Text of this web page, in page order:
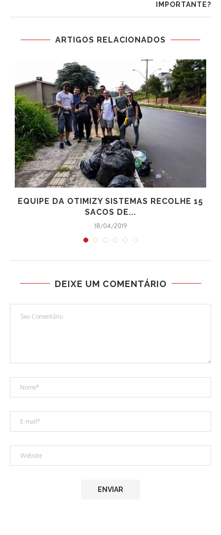
IMPORTANTE?
ARTIGOS RELACIONADOS
EQUIPE DA OTIMIZY SISTEMAS RECOLHE 15
SACOS DE...
18/04/2019
DEIXE UM COMENTÁRIO